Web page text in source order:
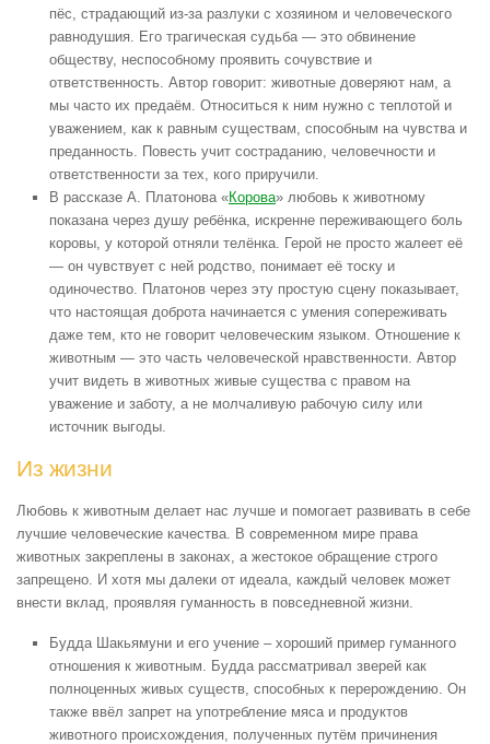
пёс, страдающий из-за разлуки с хозяином и человеческого
равнодушия. Его трагическая судьба — это обвинение
обществу, неспособному проявить сочувствие и
ответственность. Автор говорит: животные доверяют нам, а
мы часто их предаём. Относиться к ним нужно с теплотой и
уважением, как к равным существам, способным на чувства и
преданность. Повесть учит состраданию, человечности и
ответственности за тех, кого приручили.
В рассказе А. Платонова «Корова» любовь к животному
показана через душу ребёнка, искренне переживающего боль
коровы, у которой отняли телёнка. Герой не просто жалеет её
— он чувствует с ней родство, понимает её тоску и
одиночество. Платонов через эту простую сцену показывает,
что настоящая доброта начинается с умения сопереживать
даже тем, кто не говорит человеческим языком. Отношение к
животным — это часть человеческой нравственности. Автор
учит видеть в животных живые существа с правом на
уважение и заботу, а не молчаливую рабочую силу или
источник выгоды.
Из жизни
Любовь к животным делает нас лучше и помогает развивать в себе
лучшие человеческие качества. В современном мире права
животных закреплены в законах, а жестокое обращение строго
запрещено. И хотя мы далеки от идеала, каждый человек может
внести вклад, проявляя гуманность в повседневной жизни.
Будда Шакьямуни и его учение – хороший пример гуманного
отношения к животным. Будда рассматривал зверей как
полноценных живых существ, способных к перерождению. Он
также ввёл запрет на употребление мяса и продуктов
животного происхождения, полученных путём причинения